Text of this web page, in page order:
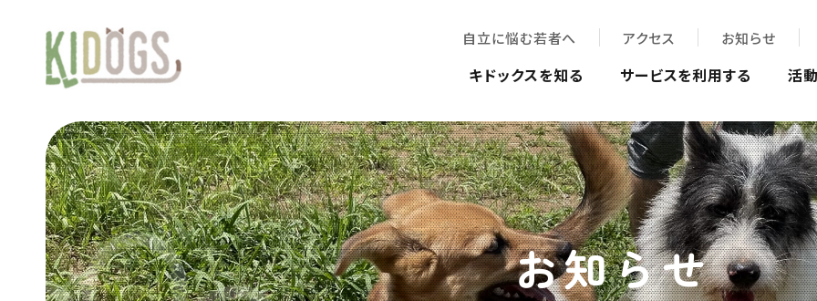
自立に悩む若者へ アクセス お知らせ
キドックスを知る サービスを利用する 活
お知らせ